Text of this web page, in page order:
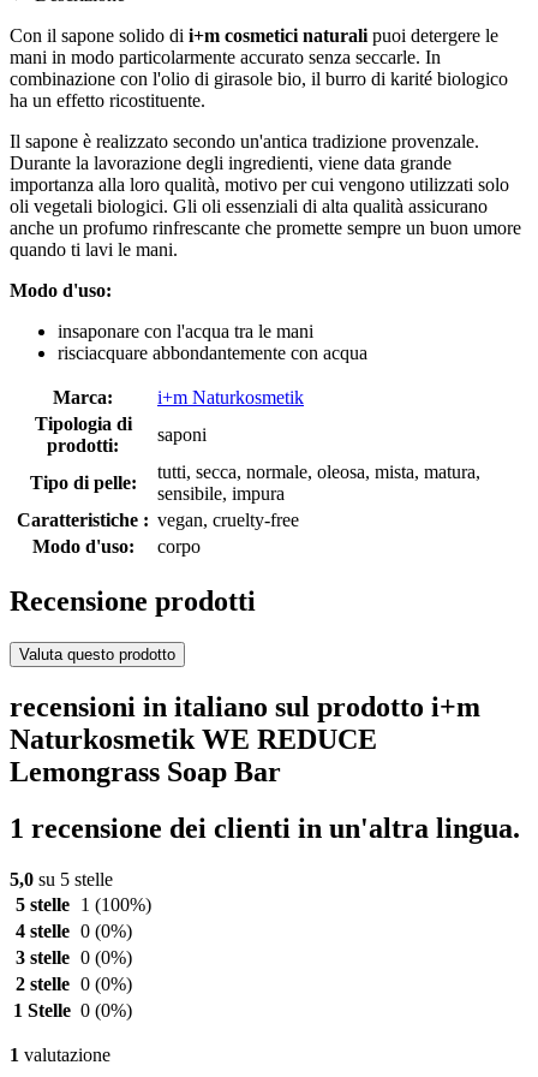
Con il sapone solido di i+m cosmetici naturali puoi detergere le
mani in modo particolarmente accurato senza seccarle. In
combinazione con l'olio di girasole bio, il burro di karité biologico
ha un effetto ricostituente.
Il sapone è realizzato secondo un'antica tradizione provenzale.
Durante la lavorazione degli ingredienti, viene data grande
importanza alla loro qualità, motivo per cui vengono utilizzati solo
oli vegetali biologici. Gli oli essenziali di alta qualità assicurano
anche un profumo rinfrescante che promette sempre un buon umore
quando ti lavi le mani.
Modo d'uso:
insaponare con l'acqua tra le mani
risciacquare abbondantemente con acqua
Marca:
i+m Naturkosmetik
Tipologia di
prodotti:
saponi
Tipo di pelle:
tutti, secca, normale, oleosa, mista, matura,
sensibile, impura
Caratteristiche : vegan, cruelty-free
Modo d'uso:
corpo
Recensione prodotti
Valuta questo prodotto
recensioni in italiano sul prodotto i+m
Naturkosmetik WE REDUCE
Lemongrass Soap Bar
1 recensione dei clienti in un'altra lingua.
5,0 su 5 stelle
5 stelle
1 (100%)
4 stelle 0 (0%)
3 stelle 0 (0%)
2 stelle 0 (0%)
1 Stelle 0 (0%)
1 valutazione